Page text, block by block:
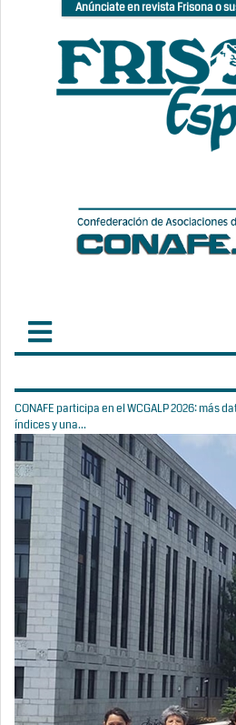
Anúnciate en revista Frisona o
CONAFE participa en el WCGALP 2026: más
índices y una...